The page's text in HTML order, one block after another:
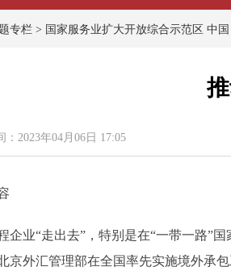
专栏 > 国家服务业扩大开放综合示范区 中
2023年04月06日 17:05
业“走出去”，特别是在“一带一路”国
京外汇管理部在全国率先实施境外承